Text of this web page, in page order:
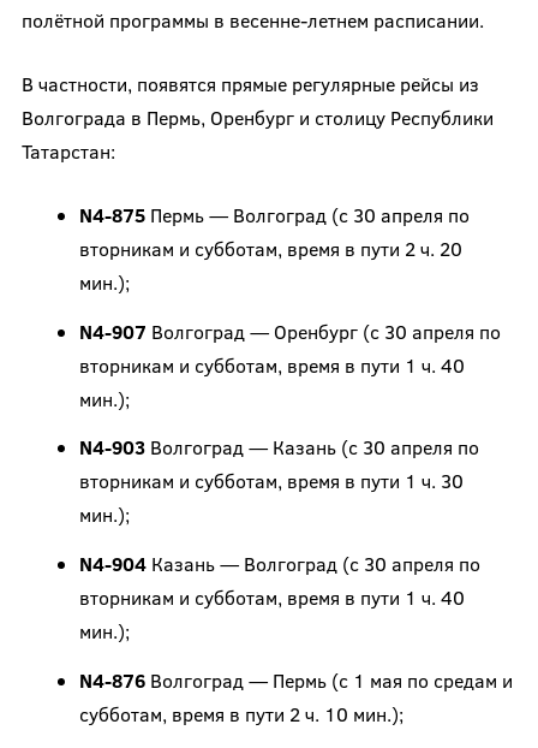
полётной программы в весенне-летнем расписании.
В частности, появятся прямые регулярные рейсы из
Волгограда в Пермь, Оренбург и столицу Республики
Татарстан:
N4-875Пермь — Волгоград (с 30 апреля по
вторникам и субботам, время в пути 2 ч. 20
мин.);
N4-907 Волгоград — Оренбург (с 30 апреля по
вторникам и субботам, время в пути 1 ч. 40
мин.);
N4-903Волгоград — Казань (с 30 апреля по
вторникам и субботам, время в пути 1 ч. 30
мин.);
N4-904Казань — Волгоград (с 30 апреля по
вторникам и субботам, время в пути 1 ч. 40
мин.);
N4-876Волгоград — Пермь (с 1 мая по средам и
субботам, время в пути 2 ч. 10 мин.);